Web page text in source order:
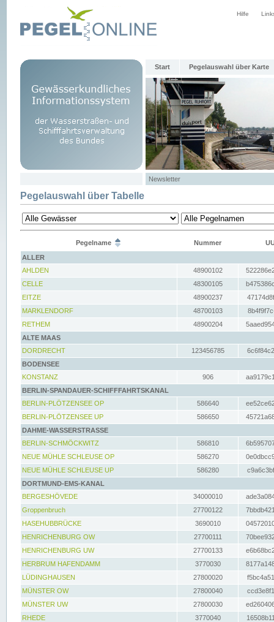
Hilfe
Start Pegelauswahl über Karte
Newsletter
Pegelauswahl über Tabelle
Pegelname Nummer
ALLER
AHLDEN
48900102
CELLE
48300105
EITZE
48900237
MARKLENDORF
48700103
RETHEM
48900204
ALTE MAAS
DORDRECHT
123456785
BODENSEE
KONSTANZ
906
BERLIN-SPANDAUER-SCHIFFFAHRTSKANAL
BERLIN-PLÖTZENSEE OP
586640
BERLIN-PLÖTZENSEE UP
586650
DAHME-WASSERSTRASSE
BERLIN-SCHMÖCKWITZ
586810
NEUE MÜHLE SCHLEUSE OP
586270
NEUE MÜHLE SCHLEUSE UP
586280
DORTMUND-EMS-KANAL
BERGESHÖVEDE
34000010
Groppenbruch
27700122
HASEHUBBRÜCKE
3690010
HENRICHENBURG OW
27700111
HENRICHENBURG UW
27700133
HERBRUM HAFENDAMM
3770030
LÜDINGHAUSEN
27800020
MÜNSTER OW
27800040
MÜNSTER UW
27800030
RHEDE
3770040